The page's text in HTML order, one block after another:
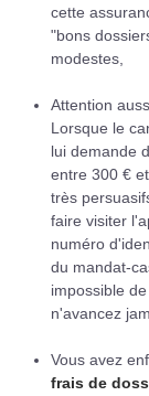
cette
"bons
modestes,
Attention
Lorsque le
lui demande
entre 300 €
très
faire visiter
numéro
du mandat-
impossible
n'avancez
Vous avez
frais de